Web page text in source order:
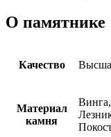
О памятнике
Качество
Материал
камня